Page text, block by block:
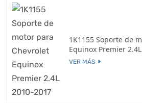
1K1155 Soporte de
Equinox Premier
VER MÁS